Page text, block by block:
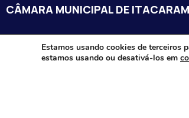
CÂMARA MUNICIPAL DE
Endereço: Av. Juca Nascimento, n.º 240,
Itacarambi/MG – CEP: 39470-000
Estamos usando cookies de terceiros
estamos usando ou desativá-los em